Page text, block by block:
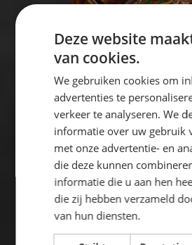
Meer
Een ruime keuze aan
barbecue producten,
Deze website
van cookies.
We gebruiken cookies om
advertenties te
verkeer te analyseren. We
informatie over uw gebruik
met onze advertentie- en
die deze kunnen
informatie die u aan hen
die zij hebben verzameld
van hun diensten.